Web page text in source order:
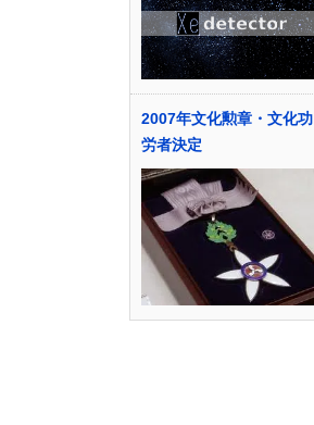
2007年文化勲章・文化功
労者決定